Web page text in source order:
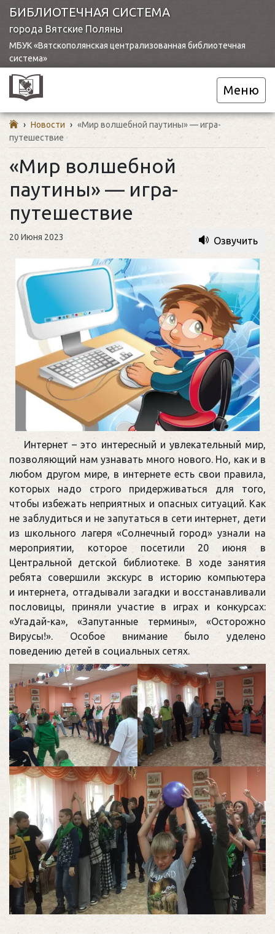
БИБЛИОТЕЧНАЯ СИСТЕМА
города Вятские Поляны
МБУК «Вятскополянская централизованная библиотечная
система»
Меню
› Новости › «Мир волшебной паутины» — игра-
путешествие
«Мир волшебной
паутины» — игра-
путешествие
20 Июня 2023 Озвучить
Интернет – это интересный и увлекательный мир,
позволяющий нам узнавать много нового. Но, как и в
любом другом мире, в интернете есть свои правила,
которых надо строго придерживаться для того,
чтобы избежать неприятных и опасных ситуаций. Как
не заблудиться и не запутаться в сети интернет, дети
из школьного лагеря «Солнечный город» узнали на
мероприятии, которое посетили 20 июня в
Центральной детской библиотеке. В ходе занятия
ребята совершили экскурс в историю компьютера
и интернета, отгадывали загадки и восстанавливали
пословицы, приняли участие в играх и конкурсах:
«Угадай-ка», «Запутанные термины», «Осторожно
Вирусы!». Особое внимание было уделено
поведению детей в социальных сетях.